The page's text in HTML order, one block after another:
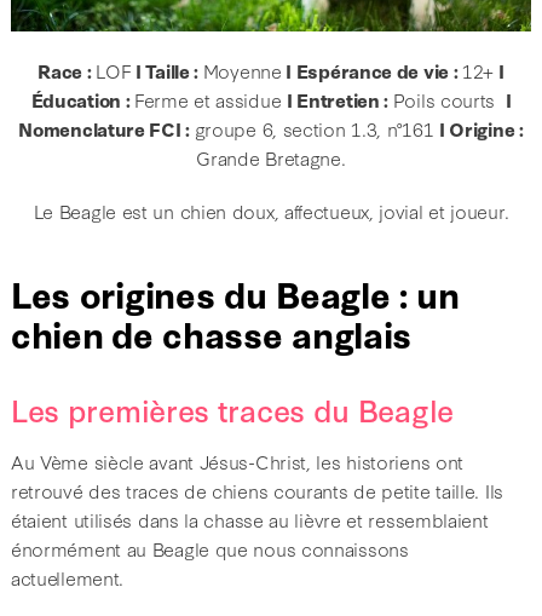
Race :LOF I Taille : Moyenne I Espérance de vie :12+ I
Éducation :Ferme et assidue I Entretien : Poils courts I
Nomenclature FCI : groupe 6, section 1.3, n°161 I Origine :
Grande Bretagne.
Le Beagle est un chien doux, affectueux, jovial et joueur.
Les origines du Beagle : un
chien de chasse anglais
Les premières traces du Beagle
Au Vème siècle avant Jésus-Christ, les historiens ont
retrouvé des traces de chiens courants de petite taille. Ils
étaient utilisés dans la chasse au lièvre et ressemblaient
énormément au Beagle que nous connaissons
actuellement.